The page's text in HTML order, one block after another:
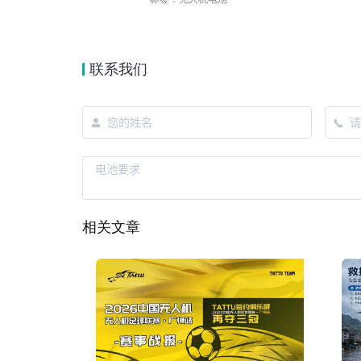
联系我们
相关文章